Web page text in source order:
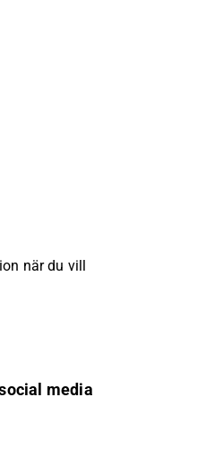
när du vill
media